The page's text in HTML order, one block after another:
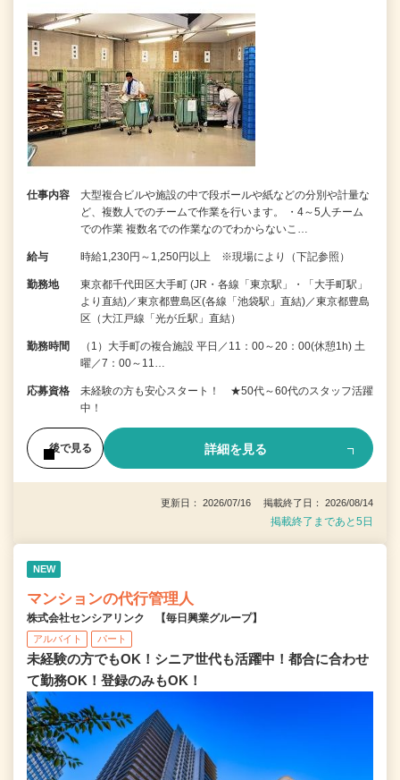
仕事内容
大型複合ビルや施設の中で段ボールや紙などの分別や計量な
ど、複数人でのチームで作業を行います。 ・4～5人チーム
での作業 複数名での作業なのでわからないこ…
給与 時給1,230円～1,250円以上 ※現場により（下記参照）
勤務地
東京都千代田区大手町 (JR・各線「東京駅」・「大手町駅」
より直結)／東京都豊島区(各線「池袋駅」直結)／東京都豊島
区（大江戸線「光が丘駅」直結）
勤務時間
（1）大手町の複合施設 平日／11：00～20：00(休憩1h) 土
曜／7：00～11…
応募資格
未経験の方も安心スタート！ ★50代～60代のスタッフ活躍
中！
後で見る 詳細を見る
更新日： 2026/07/16 掲載終了日： 2026/08/14
掲載終了まであと5日
NEW
マンションの代行管理人
株式会社センシアリンク 【毎日興業グループ】
アルバイト パート
未経験の方でもOK！シニア世代も活躍中！都合に合わせ
て勤務OK！登録のみもOK！